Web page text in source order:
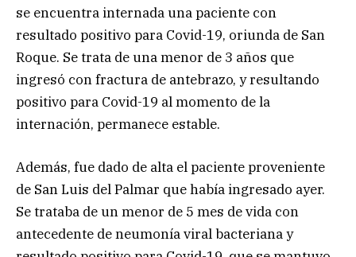
se encuentra internada una paciente con
resultado positivo para Covid-19, oriunda de San
Roque. Se trata de una menor de 3 años que
ingresó con fractura de antebrazo, y resultando
positivo para Covid-19 al momento de la
internación, permanece estable.
Además, fue dado de alta el paciente proveniente
de San Luis del Palmar que había ingresado ayer.
Se trataba de un menor de 5 mes de vida con
antecedente de neumonía viral bacteriana y